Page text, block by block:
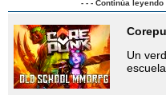
- - - Continúa
Un